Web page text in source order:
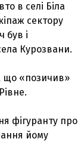
в селі Біла
сектору
був і
Курозвани.
що «позичив»
фігуранту про
йому